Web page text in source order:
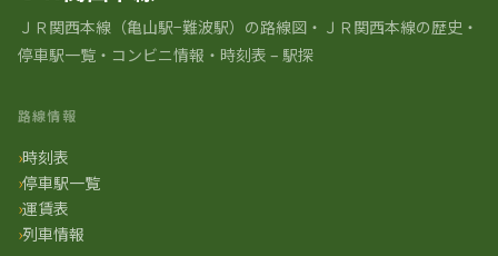
ＪＲ関⻄本線（亀山駅−難波駅）の路線図・ＪＲ関西本線の歴史・
停車駅一覧・コンビニ情報・時刻表 – 駅探
路線情報
時刻表
停車駅一覧
運賃表
列車情報